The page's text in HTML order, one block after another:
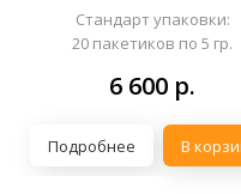
Стандарт упаковки:
20 пакетиков по 5 гр.
6 600 р.
Подробнее В